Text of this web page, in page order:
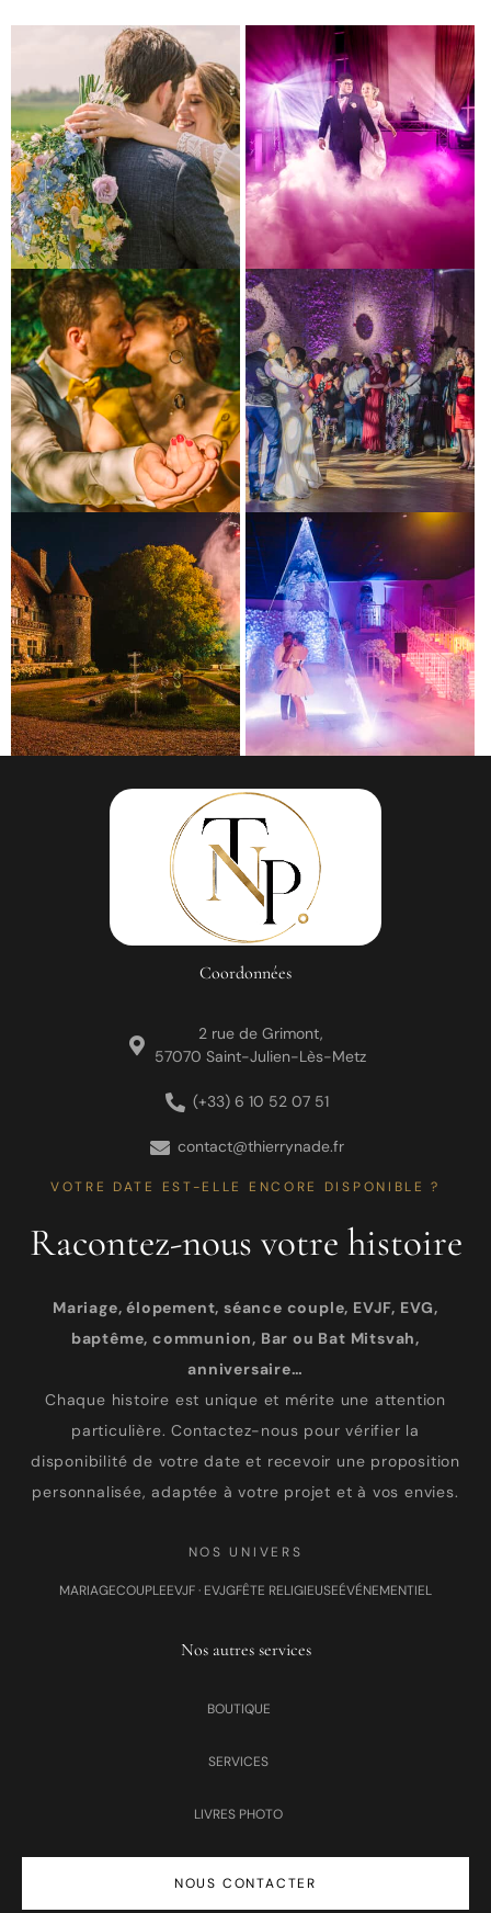
Coordonnées
2 rue de Grimont,
57070 Saint-Julien-Lès-Metz
(+33) 6 10 52 07 51
contact@thierrynade.fr
VOTRE DATE EST-ELLE ENCORE DISPONIBLE ?
Racontez-nous votre histoire
Mariage, élopement, séance couple, EVJF, EVG,
baptême, communion, Bar ou Bat Mitsvah,
anniversaire…
Chaque histoire est unique et mérite une attention
particulière. Contactez-nous pour vérifier la
disponibilité de votre date et recevoir une proposition
personnalisée, adaptée à votre projet et à vos envies.
NOS UNIVERS
MARIAGECOUPLEEVJF · EVJGFÊTE RELIGIEUSEÉVÉNEMENTIEL
Nos autres services
BOUTIQUE
SERVICES
LIVRES PHOTO
NOUS CONTACTER